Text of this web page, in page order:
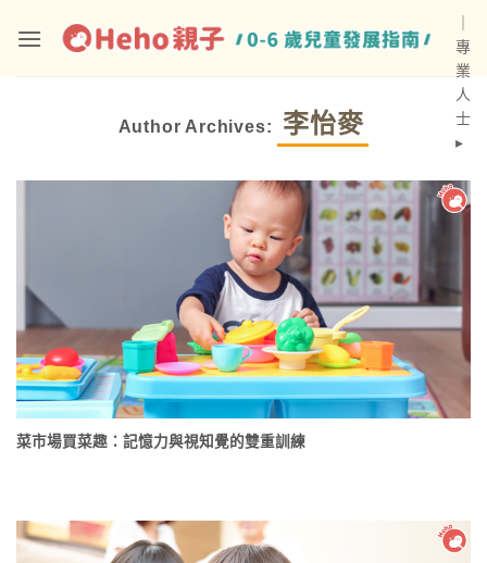
專
業
人
士
▸
Author Archives: 李怡麥
菜市場買菜趣：記憶力與視知覺的雙重訓練